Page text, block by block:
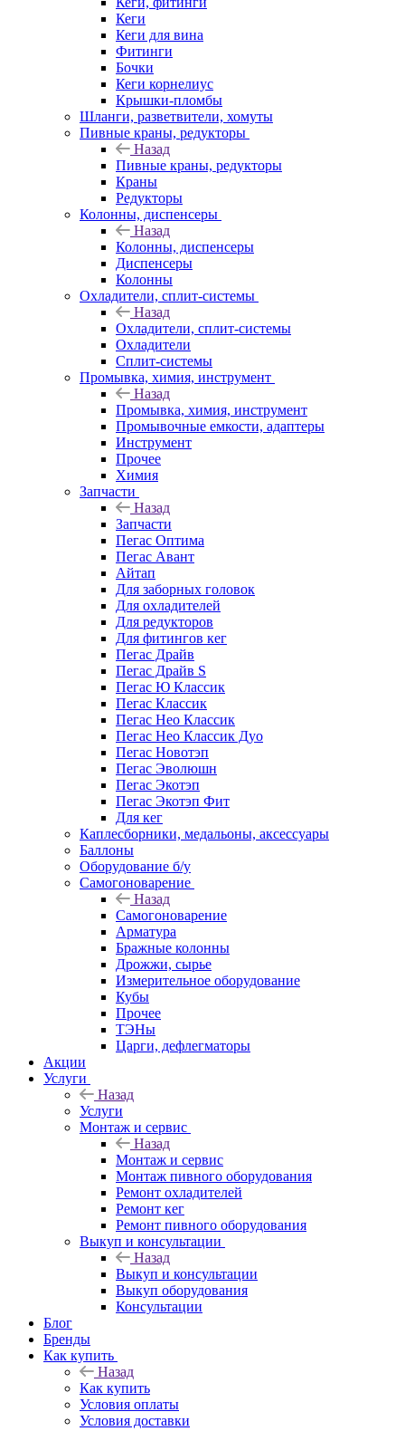
Кеги
Кеги для вина
Фитинги
Бочки
Кеги корнелиус
Крышки-пломбы
Шланги, разветвители, хомуты
Пивные краны, редукторы
Назад
Пивные краны, редукторы
Краны
Редукторы
Колонны, диспенсеры
Назад
Колонны, диспенсеры
Диспенсеры
Колонны
Охладители, сплит-системы
Назад
Охладители, сплит-системы
Охладители
Сплит-системы
Промывка, химия, инструмент
Назад
Промывка, химия, инструмент
Промывочные емкости, адаптеры
Инструмент
Прочее
Химия
Запчасти
Назад
Запчасти
Пегас Оптима
Пегас Авант
Айтап
Для заборных головок
Для охладителей
Для редукторов
Для фитингов кег
Пегас Драйв
Пегас Драйв S
Пегас Ю Классик
Пегас Классик
Пегас Нео Классик
Пегас Нео Классик Дуо
Пегас Новотэп
Пегас Эволюшн
Пегас Экотэп
Пегас Экотэп Фит
Для кег
Каплесборники, медальоны, аксессуары
Баллоны
Оборудование б/у
Самогоноварение
Назад
Самогоноварение
Арматура
Бражные колонны
Дрожжи, сырье
Измерительное оборудование
Кубы
Прочее
ТЭНы
Царги, дефлегматоры
Акции
Услуги
Назад
Услуги
Монтаж и сервис
Назад
Монтаж и сервис
Монтаж пивного оборудования
Ремонт охладителей
Ремонт кег
Ремонт пивного оборудования
Выкуп и консультации
Назад
Выкуп и консультации
Выкуп оборудования
Консультации
Блог
Бренды
Как купить
Назад
Как купить
Условия оплаты
Условия доставки